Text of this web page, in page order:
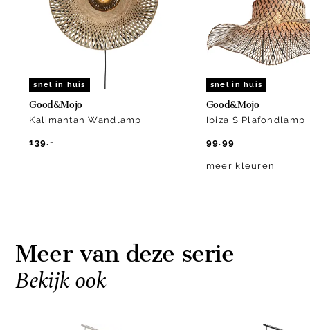
snel in huis
Good&Mojo
Kalimantan Wandlamp
139.-
snel in huis
Good&Mojo
Ibiza S Plafondlamp
99.99
meer kleuren
Meer van deze serie
Bekijk ook